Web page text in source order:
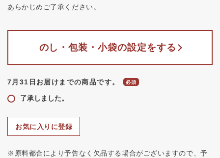
あらかじめご了承ください。
のし・包装・小袋の設定をする
7月31日お届けまでの商品です。
了承しました。
お気に入りに登録
※原料都合により予告なく欠品する場合がございますので、予